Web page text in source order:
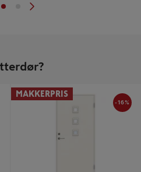
Ytterdør P-1100 Med glass Hvit -
Swedoor
-16%
MAKKERPRIS